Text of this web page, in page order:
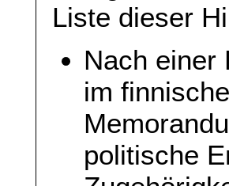
Liste dieser
Nach einer
im
politische